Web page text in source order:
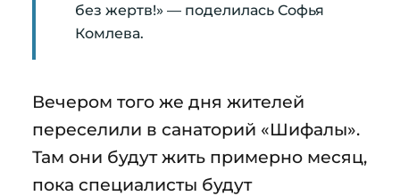
без жертв!» — поделилась Софья
Комлева.
Вечером того же дня жителей
переселили в санаторий «Шифалы».
Там они будут жить примерно месяц,
пока специалисты будут